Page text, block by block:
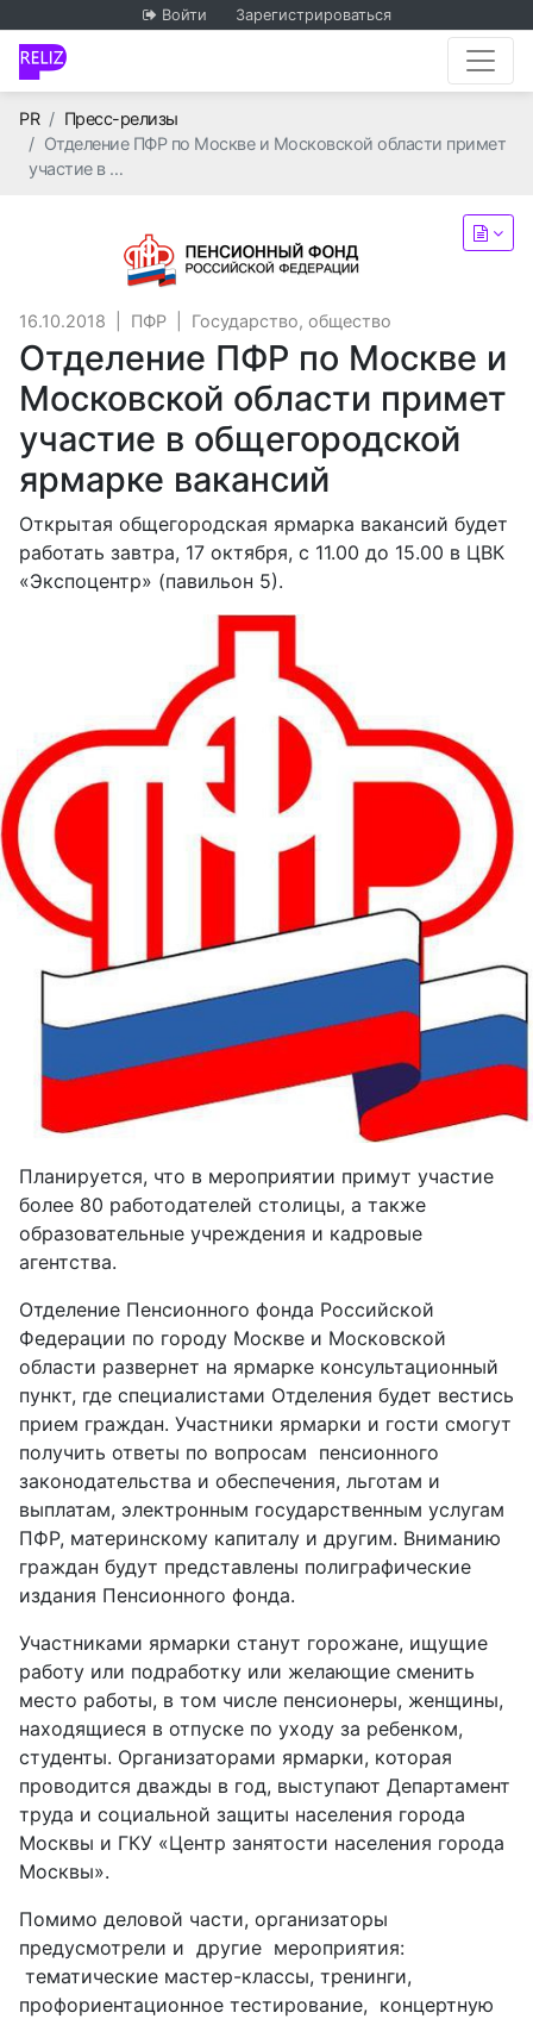
Войти Зарегистрироваться
PRГлавная
Пресс-релизы
Отделение ПФР по Москве и Московской области примет
участие в …
16.10.2018 ПФР Государство, общество
Отделение ПФР по Москве и
Московской области примет
участие в общегородской
ярмарке вакансий
Открытая общегородская ярмарка вакансий будет
работать завтра, 17 октября, с 11.00 до 15.00 в ЦВК
«Экспоцентр» (павильон 5).
Планируется, что в мероприятии примут участие
более 80 работодателей столицы, а также
образовательные учреждения и кадровые
агентства.
Отделение Пенсионного фонда Российской
Федерации по городу Москве и Московской
области развернет на ярмарке консультационный
пункт, где специалистами Отделения будет вестись
прием граждан. Участники ярмарки и гости смогут
получить ответы по вопросам пенсионного
законодательства и обеспечения, льготам и
выплатам, электронным государственным услугам
ПФР, материнскому капиталу и другим. Вниманию
граждан будут представлены полиграфические
издания Пенсионного фонда.
Участниками ярмарки станут горожане, ищущие
работу или подработку или желающие сменить
место работы, в том числе пенсионеры, женщины,
находящиеся в отпуске по уходу за ребенком,
студенты. Организаторами ярмарки, которая
проводится дважды в год, выступают Департамент
труда и социальной защиты населения города
Москвы и ГКУ «Центр занятости населения города
Москвы».
Помимо деловой части, организаторы
предусмотрели и другие мероприятия:
тематические мастер-классы, тренинги,
профориентационное тестирование, концертную